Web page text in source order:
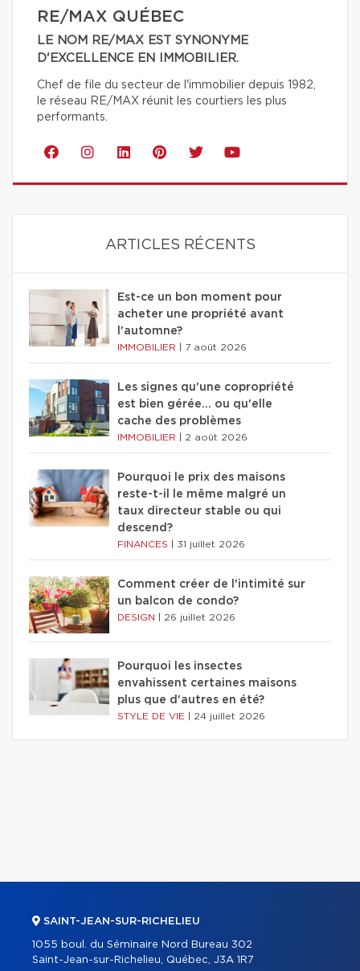
RE/MAX QUÉBEC
LE NOM RE/MAX EST SYNONYME
D'EXCELLENCE EN IMMOBILIER.
Chef de file du secteur de l'immobilier depuis 1982,
le réseau RE/MAX réunit les courtiers les plus
performants.
ARTICLES RÉCENTS
Est-ce un bon moment pour
acheter une propriété avant
l'automne?
IMMOBILIER 7 août 2026
Les signes qu'une copropriété
est bien gérée… ou qu'elle
cache des problèmes
IMMOBILIER 2 août 2026
Pourquoi le prix des maisons
reste-t-il le même malgré un
taux directeur stable ou qui
descend?
FINANCES 31 juillet 2026
Comment créer de l'intimité sur
un balcon de condo?
DESIGN 26 juillet 2026
Pourquoi les insectes
envahissent certaines maisons
plus que d'autres en été?
STYLE DE VIE 24 juillet 2026
SAINT-JEAN-SUR-RICHELIEU
1055 boul. du Séminaire Nord Bureau 302
Saint-Jean-sur-Richelieu, Québec, J3A 1R7